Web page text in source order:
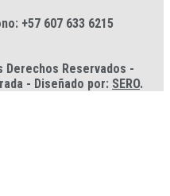
+57 607 633 6215
Derechos Reservados -
- Diseñado por: SERO.